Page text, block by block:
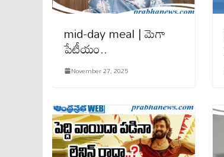
mid-day meal | మెగా
పేటీయం..
November 27, 2025